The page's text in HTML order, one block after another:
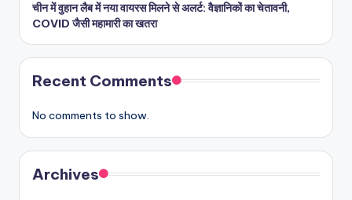
चीन में वुहान लैब में नया वायरस मिलने से अलर्ट: वैज्ञानिकों का चेतावनी,
COVID जैसी महामारी का खतरा
Recent Comments
No comments to show.
Archives